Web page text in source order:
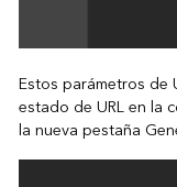
Estos parámetros de
estado de URL en la
la nueva pestaña